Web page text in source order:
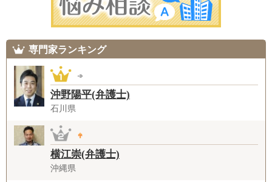
専門家ランキング
沖野陽平(弁護士)
石川県
横江崇(弁護士)
沖縄県